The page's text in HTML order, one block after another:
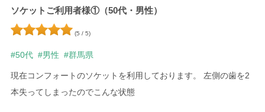
ソケットご利用者様①（50代・男性）
(5 / 5)
#50代 #男性 #群馬県
現在コンフォートのソケットを利用しております。
左側の歯を2
本失ってしまったのでこんな状態